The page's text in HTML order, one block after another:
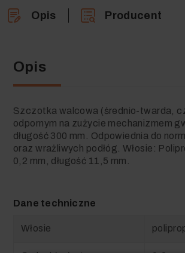
Opis Producent
Opis
Szczotka walcowa (średnio-twarda,
odpornym na zużycie mechanizmem
długość 300 mm. Odpowiednia do
oraz wrażliwych podłóg. Włosie:
0,2 mm, długość 11,5 mm.
Dane techniczne
Włosie